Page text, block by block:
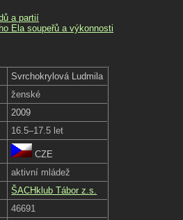
a partií
Ela soupeřů a výkonnosti
Svrchokrylová Ludmila
ženské
2009
16.5–17.5 let
CZE
aktivní mládež
ŠACHklub Tábor z.s.
46691